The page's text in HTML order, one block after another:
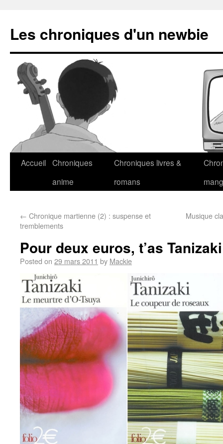
Les chroniques d'un newbie
Accueil Chroniques
anime
Chroniques livres &
romans
← Chronique martienne (2) : suspense et
tremblements
Musique
Pour deux euros, t’as Tanizaki
Posted on 29 mars 2011 by Mackie